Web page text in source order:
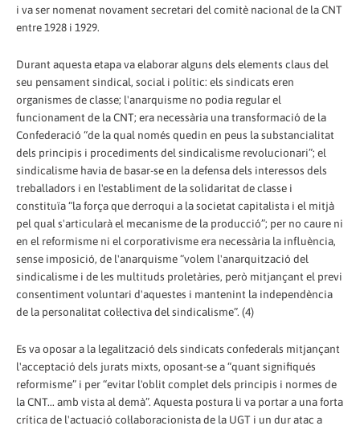
i va ser nomenat novament secretari del comitè nacional de la CNT
entre 1928 i 1929.
Durant aquesta etapa va elaborar alguns dels elements claus del
seu pensament sindical, social i polític: els sindicats eren
organismes de classe; l'anarquisme no podia regular el
funcionament de la CNT; era necessària una transformació de la
Confederació “de la qual només quedin en peus la substancialitat
dels principis i procediments del sindicalisme revolucionari”; el
sindicalisme havia de basar-se en la defensa dels interessos dels
treballadors i en l'establiment de la solidaritat de classe i
constituïa “la força que derroqui a la societat capitalista i el mitjà
pel qual s'articularà el mecanisme de la producció”; per no caure ni
en el reformisme ni el corporativisme era necessària la influència,
sense imposició, de l'anarquisme “volem l'anarquització del
sindicalisme i de les multituds proletàries, però mitjançant el previ
consentiment voluntari d'aquestes i mantenint la independència
de la personalitat col·lectiva del sindicalisme”. (4)
Es va oposar a la legalització dels sindicats confederals mitjançant
l'acceptació dels jurats mixts, oposant-se a “quant signifiqués
reformisme” i per “evitar l'oblit complet dels principis i normes de
la CNT... amb vista al demà”. Aquesta postura li va portar a una forta
crítica de l'actuació col·laboracionista de la UGT i un dur atac a